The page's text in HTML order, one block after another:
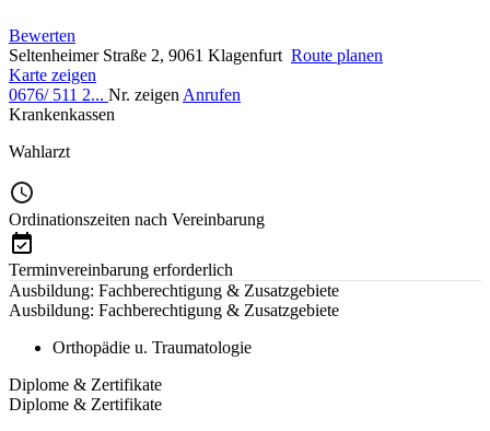
Bewerten
Seltenheimer Straße 2, 9061 Klagenfurt Route planen
Karte zeigen
0676/ 511 2... Nr. zeigen Anrufen
Krankenkassen
Wahlarzt
Ordinationszeiten nach Vereinbarung
Terminvereinbarung erforderlich
Ausbildung: Fachberechtigung & Zusatzgebiete
Ausbildung: Fachberechtigung & Zusatzgebiete
Orthopädie u. Traumatologie
Diplome & Zertifikate
Diplome & Zertifikate